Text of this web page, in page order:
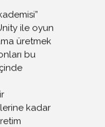
ile oyun
üretmek
bu
kadar